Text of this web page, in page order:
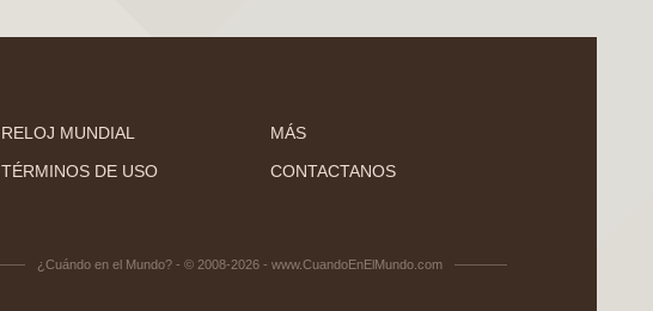
RELOJ MUNDIAL
MÁS
TÉRMINOS DE USO CONTACTANOS
¿Cuándo en el Mundo? - © 2008-2026 - www.CuandoEnElMundo.com